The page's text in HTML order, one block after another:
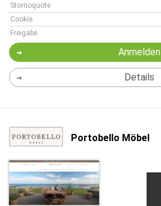
Stornoquote
Cookie
Freigabe
Anmelden
Details
Portobello Möbel